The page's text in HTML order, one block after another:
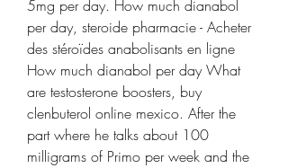
5mg per day. How much dianabol
per day, steroide pharmacie - Acheter
des stéroïdes anabolisants en ligne
How much dianabol per day What
are testosterone boosters, buy
clenbuterol online mexico. After the
part where he talks about 100
milligrams of Primo per week and the